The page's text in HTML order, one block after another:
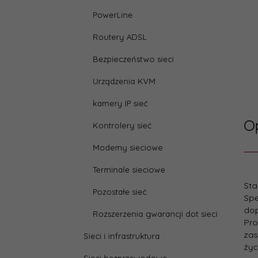
PowerLine
Routery ADSL
Bezpieczeństwo sieci
Urządzenia KVM
kamery IP sieć
Kontrolery sieć
Modemy sieciowe
Terminale sieciowe
Pozostałe sieć
Rozszerzenia gwarancji dot sieci
Sieci i infrastruktura